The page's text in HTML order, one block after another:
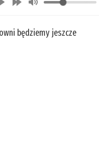
będziemy jeszcze